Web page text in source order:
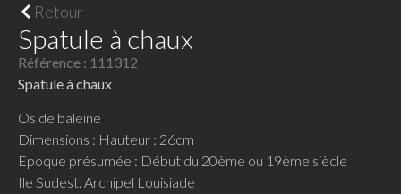
Retour
Spatule à chaux
Référence : 111312
Spatule à chaux
Os de baleine
Dimensions : Hauteur : 26cm
Epoque présumée : Début du 20ème ou 19ème siècle
Ile Sudest. Archipel Louisiade